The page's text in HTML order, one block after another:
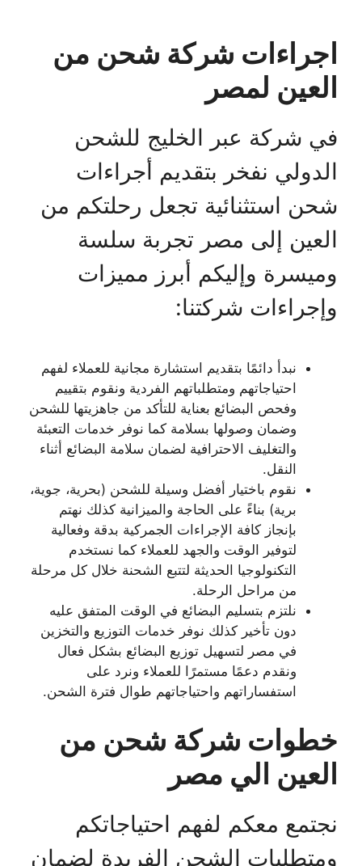
اجراءات شركة شحن من
العين لمصر
في شركة عبر الخليج للشحن
الدولي نفخر بتقديم أجراءات
شحن استثنائية تجعل رحلتكم من
العين إلى مصر تجربة سلسة
وميسرة وإليكم أبرز مميزات
وإجراءات شركتنا:
نبدأ دائمًا بتقديم استشارة مجانية للعملاء لفهم
احتياجاتهم ومتطلباتهم الفردية ونقوم بتقييم
وفحص البضائع بعناية للتأكد من جاهزيتها للشحن
وضمان وصولها بسلامة كما نوفر خدمات التعبئة
والتغليف الاحترافية لضمان سلامة البضائع أثناء
النقل.
نقوم باختيار أفضل وسيلة للشحن (بحرية، جوية،
برية) بناءً على الحاجة والميزانية كذلك نهتم
بإنجاز كافة الإجراءات الجمركية بدقة وفعالية
لتوفير الوقت والجهد للعملاء كما نستخدم
التكنولوجيا الحديثة لتتبع الشحنة خلال كل مرحلة
من مراحل الرحلة.
نلتزم بتسليم البضائع في الوقت المتفق عليه
دون تأخير كذلك نوفر خدمات التوزيع والتخزين
في مصر لتسهيل توزيع البضائع بشكل فعال
ونقدم دعمًا مستمرًا للعملاء ونرد على
استفساراتهم واحتياجاتهم طوال فترة الشحن.
خطوات شركة شحن من
العين الي مصر
نجتمع معكم لفهم احتياجاتكم
ومتطلبات الشحن الفريدة لضمان